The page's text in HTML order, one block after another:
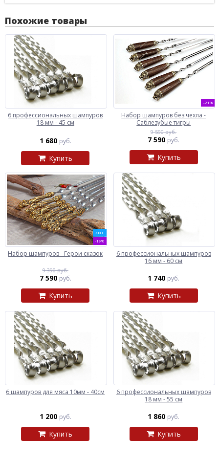
Похожие товары
6 профессиональных шампуров
18 мм - 45 см
1 680 руб.
Купить
-21%
Набор шампуров без чехла -
Саблезубые тигры
9 590 руб.
7 590 руб.
Купить
ХИТ
-19%
Набор шампуров - Герои сказок
9 390 руб.
7 590 руб.
Купить
6 профессиональных шампуров
16 мм - 60 см
1 740 руб.
Купить
6 шампуров для мяса 10мм - 40см
1 200 руб.
Купить
6 профессиональных шампуров
18 мм - 55 см
1 860 руб.
Купить